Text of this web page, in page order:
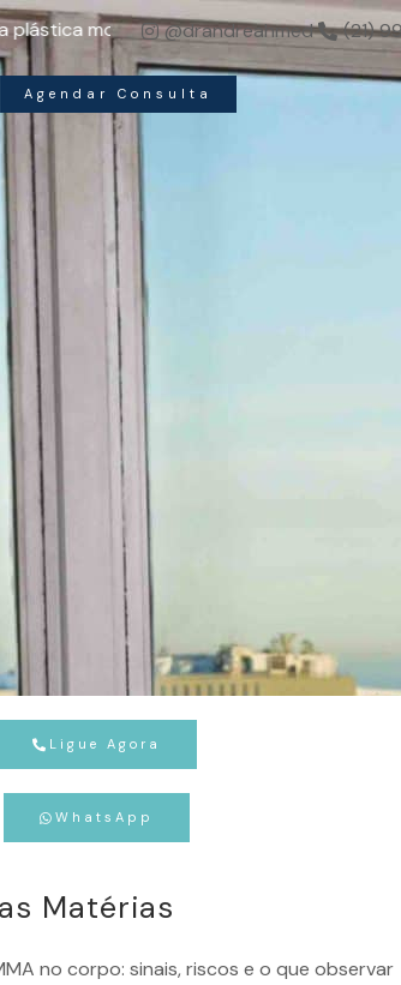
sua beleza.@drandreahmed (21)
Agendar Consulta
Ligue Agora
WhatsApp
Matérias
no corpo: sinais, riscos e o que observar